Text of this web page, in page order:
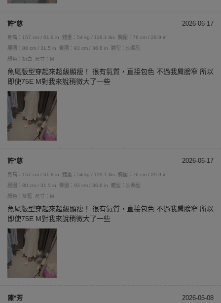
許*慈 2026-06-17
身高：157 cm / 61.8 in 體重：54 kg / 119.1 lbs
胸圍：76 cm / 29.9 in
腰圍：80 cm / 31.5 in
臀圍：93 cm / 36.6 in
體型：沙漏型
顏色：奶白
尺寸：M
魚尾版型穿起來超級顯瘦！ 很有氣質，直接包色 不過我肩膀窄 所以
即使75E M對我來說稍微大了一些
許*慈 2026-06-17
身高：157 cm / 61.8 in 體重：54 kg / 119.1 lbs
胸圍：76 cm / 29.9 in
腰圍：80 cm / 31.5 in
臀圍：93 cm / 36.6 in
體型：沙漏型
顏色：灰藍
尺寸：M
魚尾版型穿起來超級顯瘦！ 很有氣質，直接包色 不過我肩膀窄 所以
即使75E M對我來說稍微大了一些
陳*芳 2026-06-08